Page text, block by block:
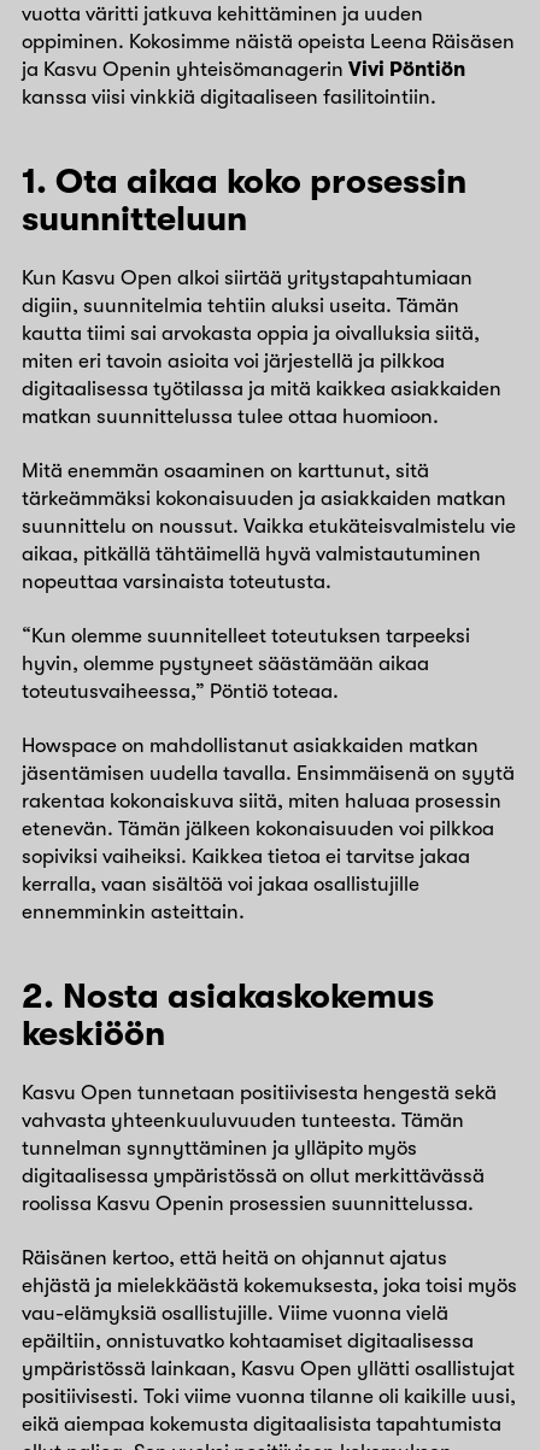
vuotta väritti jatkuva kehittäminen ja uuden
oppiminen. Kokosimme näistä opeista Leena Räisäsen
ja Kasvu Openin yhteisömanagerinVivi Pöntiön
kanssa viisi vinkkiä digitaaliseen fasilitointiin.
1. Ota aikaa koko prosessin
suunnitteluun
Kun Kasvu Open alkoi siirtää yritystapahtumiaan
digiin, suunnitelmia tehtiin aluksi useita. Tämän
kautta tiimi sai arvokasta oppia ja oivalluksia siitä,
miten eri tavoin asioita voi järjestellä ja pilkkoa
digitaalisessa työtilassa ja mitä kaikkea asiakkaiden
matkan suunnittelussa tulee ottaa huomioon.
Mitä enemmän osaaminen on karttunut, sitä
tärkeämmäksi kokonaisuuden ja asiakkaiden matkan
suunnittelu on noussut. Vaikka etukäteisvalmistelu vie
aikaa, pitkällä tähtäimellä hyvä valmistautuminen
nopeuttaa varsinaista toteutusta.
“Kun olemme suunnitelleet toteutuksen tarpeeksi
hyvin, olemme pystyneet säästämään aikaa
toteutusvaiheessa,” Pöntiö toteaa.
Howspace on mahdollistanut asiakkaiden matkan
jäsentämisen uudella tavalla. Ensimmäisenä on syytä
rakentaa kokonaiskuva siitä, miten haluaa prosessin
etenevän. Tämän jälkeen kokonaisuuden voi pilkkoa
sopiviksi vaiheiksi. Kaikkea tietoa ei tarvitse jakaa
kerralla, vaan sisältöä voi jakaa osallistujille
ennemminkin asteittain.
2. Nosta asiakaskokemus
keskiöön
Kasvu Open tunnetaan positiivisesta hengestä sekä
vahvasta yhteenkuuluvuuden tunteesta. Tämän
tunnelman synnyttäminen ja ylläpito myös
digitaalisessa ympäristössä on ollut merkittävässä
roolissa Kasvu Openin prosessien suunnittelussa.
Räisänen kertoo, että heitä on ohjannut ajatus
ehjästä ja mielekkäästä kokemuksesta, joka toisi myös
vau-elämyksiä osallistujille. Viime vuonna vielä
epäiltiin, onnistuvatko kohtaamiset digitaalisessa
ympäristössä lainkaan, Kasvu Open yllätti osallistujat
positiivisesti. Toki viime vuonna tilanne oli kaikille uusi,
eikä aiempaa kokemusta digitaalisista tapahtumista